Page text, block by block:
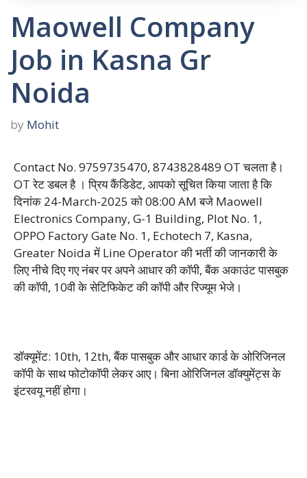
Maowell Company
Job in Kasna Gr
Noida
by Mohit
Contact No. 9759735470, 8743828489 OT चलता है।
OT रेट डबल है । प्रिय कैंडिडेट, आपको सूचित किया जाता है कि
दिनांक 24-March-2025 को 08:00 AM बजे Maowell
Electronics Company, G-1 Building, Plot No. 1,
OPPO Factory Gate No. 1, Echotech 7, Kasna,
Greater Noida में Line Operator की भर्ती की जानकारी के
लिए नीचे दिए गए नंबर पर अपने आधार की कॉपी, बैंक अकाउंट पासबुक
की कॉपी, 10वी के सेटिफिकेट की कॉपी और रिज्यूम भेजे।
डॉक्यूमेंट: 10th, 12th, बैंक पासबुक और आधार कार्ड के ओरिजिनल
कॉपी के साथ फोटोकॉपी लेकर आए। बिना ओरिजिनल डॉक्युमेंट्स के
इंटरवयू नहीं होगा।